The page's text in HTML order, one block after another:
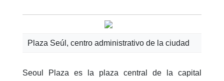
Plaza Seúl, centro administrativo de la ciudad
Seoul Plaza es la plaza central de la capital